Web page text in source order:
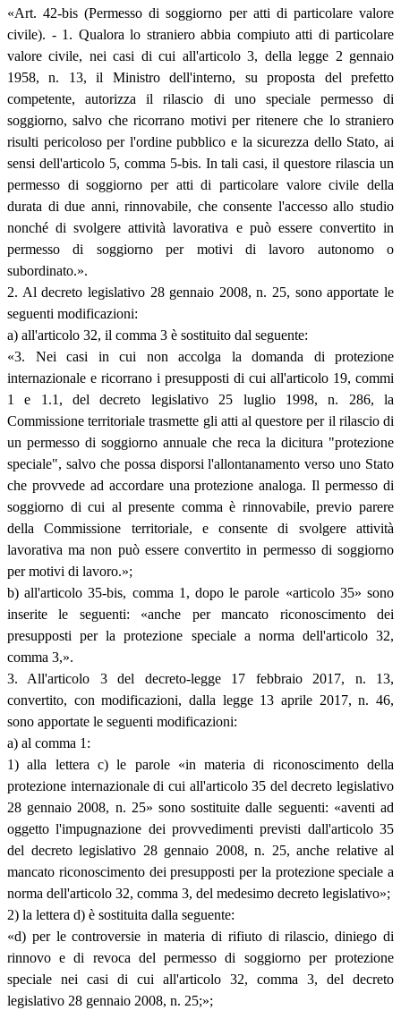
«Art. 42-bis (Permesso di soggiorno per atti di particolare valore
civile). - 1. Qualora lo straniero abbia compiuto atti di particolare
valore civile, nei casi di cui all'articolo 3, della legge 2 gennaio
1958, n. 13, il Ministro dell'interno, su proposta del prefetto
competente, autorizza il rilascio di uno speciale permesso di
soggiorno, salvo che ricorrano motivi per ritenere che lo straniero
risulti pericoloso per l'ordine pubblico e la sicurezza dello Stato, ai
sensi dell'articolo 5, comma 5-bis. In tali casi, il questore rilascia un
permesso di soggiorno per atti di particolare valore civile della
durata di due anni, rinnovabile, che consente l'accesso allo studio
nonché di svolgere attività lavorativa e può essere convertito in
permesso di soggiorno per motivi di lavoro autonomo o
subordinato.».
2. Al decreto legislativo 28 gennaio 2008, n. 25, sono apportate le
seguenti modificazioni:
a) all'articolo 32, il comma 3 è sostituito dal seguente:
«3. Nei casi in cui non accolga la domanda di protezione
internazionale e ricorrano i presupposti di cui all'articolo 19, commi
1 e 1.1, del decreto legislativo 25 luglio 1998, n. 286, la
Commissione territoriale trasmette gli atti al questore per il rilascio di
un permesso di soggiorno annuale che reca la dicitura "protezione
speciale", salvo che possa disporsi l'allontanamento verso uno Stato
che provvede ad accordare una protezione analoga. Il permesso di
soggiorno di cui al presente comma è rinnovabile, previo parere
della Commissione territoriale, e consente di svolgere attività
lavorativa ma non può essere convertito in permesso di soggiorno
per motivi di lavoro.»;
b) all'articolo 35-bis, comma 1, dopo le parole «articolo 35» sono
inserite le seguenti: «anche per mancato riconoscimento dei
presupposti per la protezione speciale a norma dell'articolo 32,
comma 3,».
3. All'articolo 3 del decreto-legge 17 febbraio 2017, n. 13,
convertito, con modificazioni, dalla legge 13 aprile 2017, n. 46,
sono apportate le seguenti modificazioni:
a) al comma 1:
1) alla lettera c) le parole «in materia di riconoscimento della
protezione internazionale di cui all'articolo 35 del decreto legislativo
28 gennaio 2008, n. 25» sono sostituite dalle seguenti: «aventi ad
oggetto l'impugnazione dei provvedimenti previsti dall'articolo 35
del decreto legislativo 28 gennaio 2008, n. 25, anche relative al
mancato riconoscimento dei presupposti per la protezione speciale a
norma dell'articolo 32, comma 3, del medesimo decreto legislativo»;
2) la lettera d) è sostituita dalla seguente:
«d) per le controversie in materia di rifiuto di rilascio, diniego di
rinnovo e di revoca del permesso di soggiorno per protezione
speciale nei casi di cui all'articolo 32, comma 3, del decreto
legislativo 28 gennaio 2008, n. 25;»;